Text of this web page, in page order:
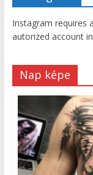
Instagram requires
autorized account
Nap képe